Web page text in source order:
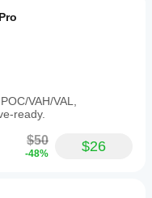
VAH/VAL,
ready.
$50
-48% $26